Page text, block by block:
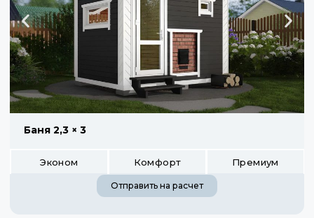
Баня 2,3 × 3
Эконом Комфорт Премиум
Отправить на расчет